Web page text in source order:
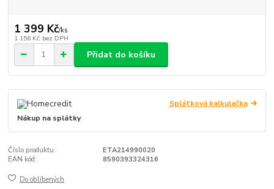
1 399 Kč/ks
1 156 Kč bez DPH
Přidat do košíku
Splátková kalkulačka
Nákup na splátky
Číslo produktu:
ETA214990020
EAN kód:
8590393324316
Do oblíbených